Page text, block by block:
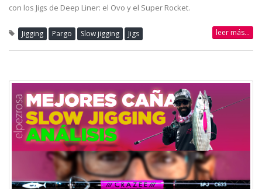
con los Jigs de Deep Liner: el Ovo y el Super Rocket.
Jigging Pargo Slow jigging Jigs leer más...